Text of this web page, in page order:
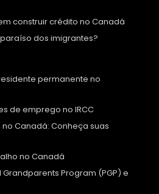
construir crédito no Canadá
dos imigrantes?
permanente no
de emprego no IRCC
Canadá: Conheça suas
no Canadá
Program (PGP) e